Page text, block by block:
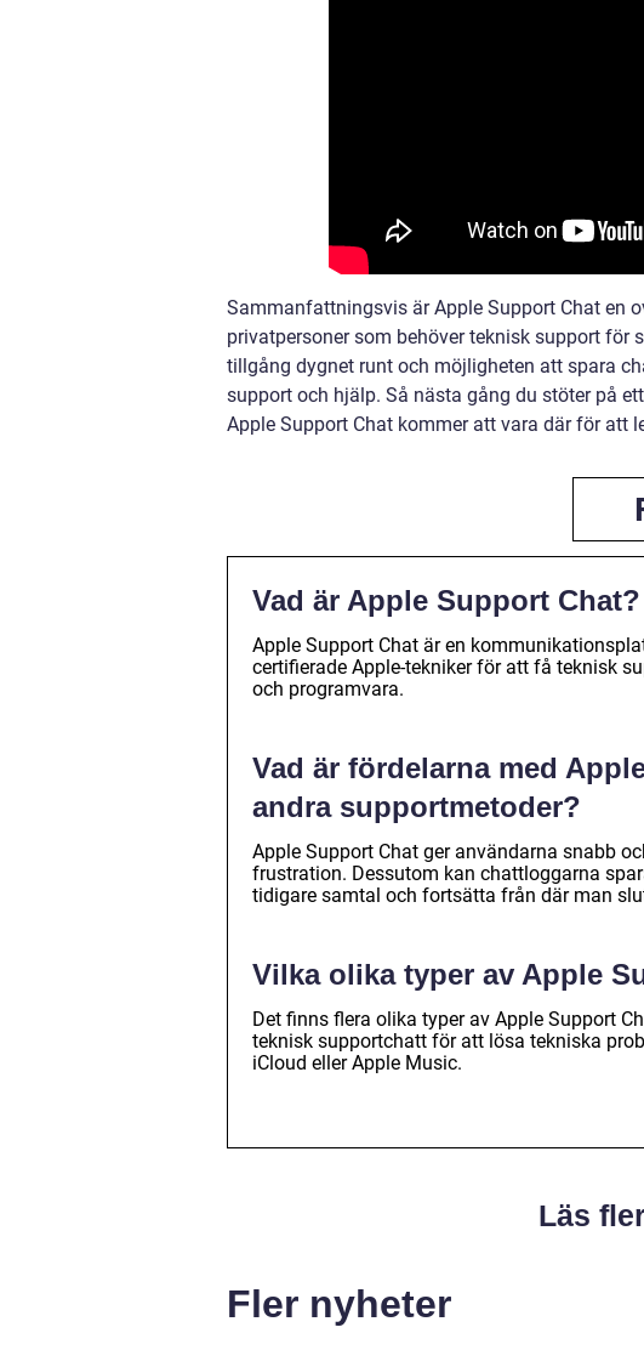
Sammanfattningsvis är Apple Support Chat en
privatpersoner som behöver teknisk support för
tillgång dygnet runt och möjligheten att spara
support och hjälp. Så nästa gång du stöter på
Apple Support Chat kommer att vara där för att
Vad är Apple Support Chat?
Apple Support Chat är en
certifierade Apple-tekniker för att få teknisk
och programvara.
Vad är fördelarna med
andra supportmetoder?
Apple Support Chat ger användarna snabb
frustration. Dessutom kan chattloggarna
tidigare samtal och fortsätta från där man
Vilka olika typer av Apple
Det finns flera olika typer av Apple Support
teknisk supportchatt för att lösa tekniska
iCloud eller Apple Music.
Läs
Fler nyheter